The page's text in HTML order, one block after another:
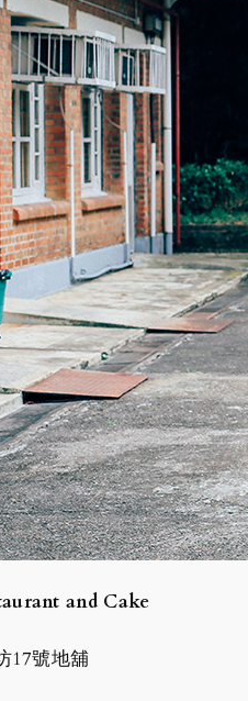
and Cake
17號地舖